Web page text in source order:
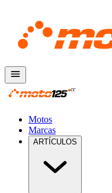
Motos
Marcas
ARTÍCULOS